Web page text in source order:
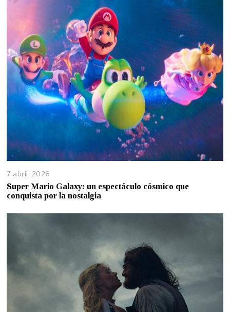
7 abril, 2026
Super Mario Galaxy: un espectáculo cósmico que
conquista por la nostalgia